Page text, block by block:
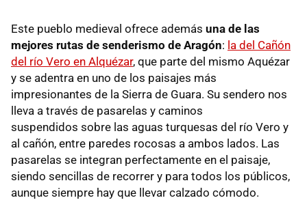
Este pueblo medieval ofrece además una de las
mejores rutas de senderismo de Aragón: la del Cañón
del río Vero en Alquézar, que parte del mismo Aquézar
y se adentra en uno de los paisajes más
impresionantes de la Sierra de Guara. Su sendero nos
lleva a través de pasarelas y caminos
suspendidos sobre las aguas turquesas del río Vero y
al cañón, entre paredes rocosas a ambos lados. Las
pasarelas se integran perfectamente en el paisaje,
siendo sencillas de recorrer y para todos los públicos,
aunque siempre hay que llevar calzado cómodo.